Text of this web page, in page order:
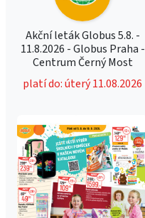
Akční leták Globus 5.8. -
11.8.2026 - Globus Praha -
Centrum Černý Most
platí do: úterý 11.08.2026